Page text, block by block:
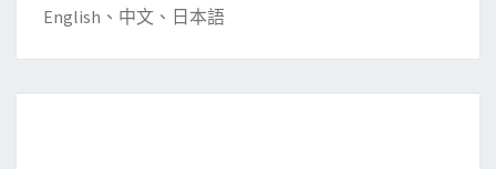
English、中文、日本語